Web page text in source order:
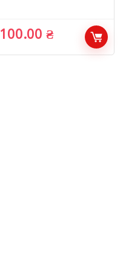
100.00₴